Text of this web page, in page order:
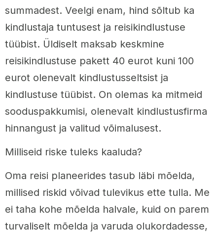
summadest. Veelgi enam, hind sõltub ka
kindlustaja tuntusest ja reisikindlustuse
tüübist. Üldiselt maksab keskmine
reisikindlustuse pakett 40 eurot kuni 100
eurot olenevalt kindlustusseltsist ja
kindlustuse tüübist. On olemas ka mitmeid
sooduspakkumisi, olenevalt kindlustusfirma
hinnangust ja valitud võimalusest.
Milliseid riske tuleks kaaluda?
Oma reisi planeerides tasub läbi mõelda,
millised riskid võivad tulevikus ette tulla. Me
ei taha kohe mõelda halvale, kuid on parem
turvaliselt mõelda ja varuda olukordadesse,